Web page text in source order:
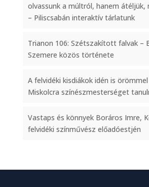
olvassunk a múltról, hanem
– Piliscsabán interaktív tárlatunk
Trianon 106: Szétszakított falvak –
Szemere közös története
A felvidéki kisdiákok idén is
Miskolcra színészmesterséget
Vastaps és könnyek Boráros Imre,
felvidéki színművész előadóestjén